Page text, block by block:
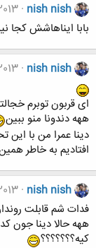
nish nish
بابا ایناهاشش کجا
nish nish
ای قربون توبرم
ههه دندونا منو ببین
دینا عمرا من با
افتادیم به خاطر
nish nish
فدات شم قابلت
ههه حالا دینا
کیه؟؟؟؟؟؟؟